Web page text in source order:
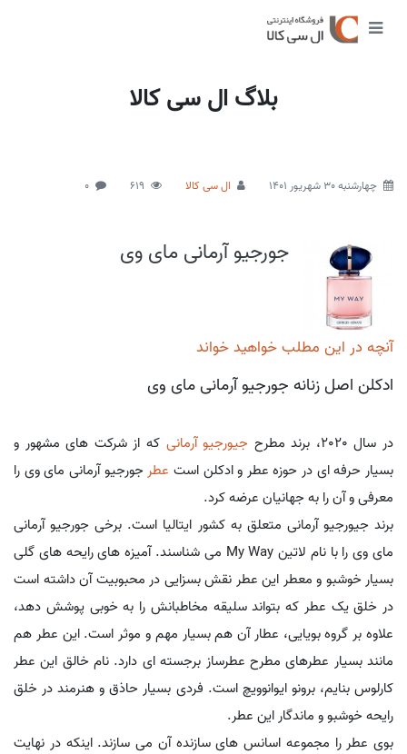
بلاگ ال سی کالا
چهارشنبه 30 شهریور 1401 ال سی کالا 619
0
جورجیو آرمانی مای وی
آنچه در این مطلب خواهید خواند
ادکلن اصل زنانه جورجیو آرمانی مای وی
در سال 2020، برند مطرح جیورجیو آرمانی که از شرکت های مشهور و
بسیار حرفه ای در حوزه عطر و ادکلن است عطر جورجیو آرمانی مای وی را
معرفی و آن را به جهانیان عرضه کرد.
برند جیورجیو آرمانی متعلق به کشور ایتالیا است. برخی جورجیو آرمانی
مای وی را با نام لاتین My Way می شناسند. آمیزه های رایحه های گلی
بسیار خوشبو و معطر این عطر نقش بسزایی در محبوبیت آن داشته است
در خلق یک عطر که بتواند سلیقه مخاطبانش را به خوبی پوشش دهد،
علاوه بر گروه بویایی، عطار آن هم بسیار مهم و موثر است. این عطر هم
مانند بسیار عطرهای مطرح عطرساز برجسته ای دارد. نام خالق این عطر
کارلوس بنایم، برونو ایوانوویچ است. فردی بسیار حاذق و هنرمند در خلق
رایحه خوشبو و ماندگار این عطر.
بوی عطر را مجموعه اسانس های سازنده آن می سازند. اینکه در نهایت